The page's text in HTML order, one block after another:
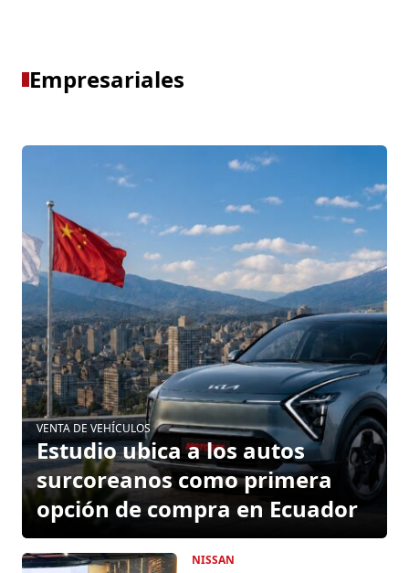
Empresariales
VENTA DE VEHÍCULOS
Estudio ubica a los autos
surcoreanos como primera
opción de compra en Ecuador
NISSAN